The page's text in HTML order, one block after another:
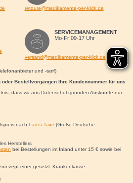
retoure@medikamente-per-klick.de
SERVICEMANAGEMENT
Mo-Fr 09-17 Uhr
versand@medikamente-per-klick.de
und -tarif)
Bestellvorgängen Ihre Kundennummer für uns
dass wir aus Datenschutzgründen Auskünfte nur
nach Lauer-Taxe (Große Deutsche
Herstellers
bei Bestellungen im Inland unter 15 €sowie bei
einer gesetzl. Krankenkasse.